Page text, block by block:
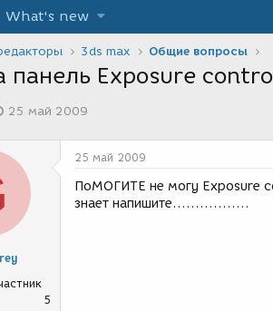
What's new
3ds max Общие вопросы
панель Exposure
а
а
и
я
25 май 2009
5
25 май 2009
ПоМОГИТЕ не могу Exposure
знает напишите.................